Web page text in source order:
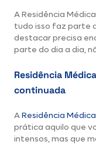
A Residência
tudo isso faz parte
destacar precisa
parte do dia a dia,
Residência
continuada
AResidência Médica
prática aquilo que
intensos, mas que